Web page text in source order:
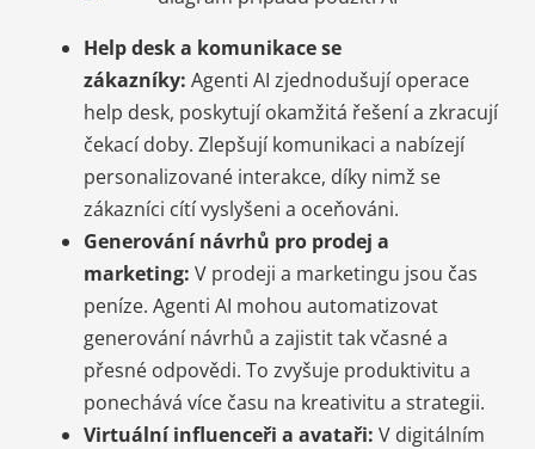
Help desk a komunikace se
zákazníky: Agenti AI zjednodušují operace
help desk, poskytují okamžitá řešení a zkracují
čekací doby. Zlepšují komunikaci a nabízejí
personalizované interakce, díky nimž se
zákazníci cítí vyslyšeni a oceňováni.
Generování návrhů pro prodej a
marketing: V prodeji a marketingu jsou čas
peníze. Agenti AI mohou automatizovat
generování návrhů a zajistit tak včasné a
přesné odpovědi. To zvyšuje produktivitu a
ponechává více času na kreativitu a strategii.
Virtuální influenceři a avataři: V digitálním